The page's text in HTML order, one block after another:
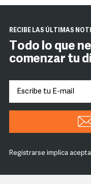
RECIBE LAS ÚLTIMAS
Todo lo que
comenzar tu
Registrarse implica